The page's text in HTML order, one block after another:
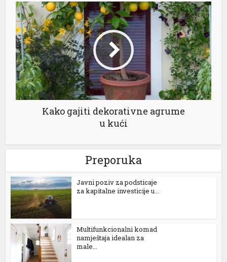
Kako gajiti dekorativne agrume
u kući
Preporuka
Јavni poziv za podsticaje
za kapitalne investicije u...
Multifunkcionalni komad
namještaja idealan za
male...